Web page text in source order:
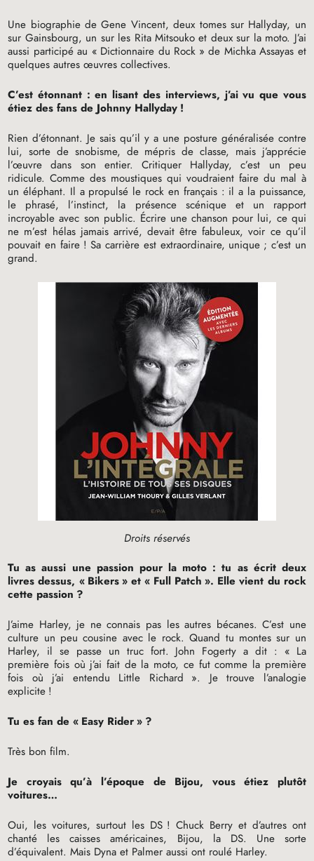
Une biographie de Gene Vincent, deux tomes sur Hallyday, un
sur Gainsbourg, un sur les Rita Mitsouko et deux sur la moto. J’ai
aussi participé au « Dictionnaire du Rock » de Michka Assayas et
quelques autres œuvres collectives.
C’est étonnant : en lisant des interviews, j’ai vu que vous
étiez des fans de Johnny Hallyday !
Rien d’étonnant. Je sais qu’il y a une posture généralisée contre
lui, sorte de snobisme, de mépris de classe, mais j’apprécie
l’œuvre dans son entier. Critiquer Hallyday, c’est un peu
ridicule. Comme des moustiques qui voudraient faire du mal à
un éléphant. Il a propulsé le rock en français : il a la puissance,
le phrasé, l’instinct, la présence scénique et un rapport
incroyable avec son public. Écrire une chanson pour lui, ce qui
ne m’est hélas jamais arrivé, devait être fabuleux, voir ce qu’il
pouvait en faire ! Sa carrière est extraordinaire, unique ; c’est un
grand.
Droits réservés
Tu as aussi une passion pour la moto : tu as écrit deux
livres dessus, « Bikers» et « Full Patch ». Elle vient du rock
cette passion ?
J’aime Harley, je ne connais pas les autres bécanes. C’est une
culture un peu cousine avec le rock. Quand tu montes sur un
Harley, il se passe un truc fort. John Fogerty a dit : « La
première fois où j’ai fait de la moto, ce fut comme la première
fois où j’ai entendu Little Richard ». Je trouve l’analogie
explicite !
Tu es fan de « Easy Rider» ?
Très bon film.
Je croyais qu’à l’époque de Bijou, vous étiez plutôt
voitures…
Oui, les voitures, surtout les DS ! Chuck Berry et d’autres ont
chanté les caisses américaines, Bijou, la DS. Une sorte
d’équivalent. Mais Dyna et Palmer aussi ont roulé Harley.